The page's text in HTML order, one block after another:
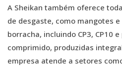
A Sheikan também oferece
de desgaste, como mangotes
borracha, incluindo CP3, CP10
comprimido, produzidas
empresa atende a setores